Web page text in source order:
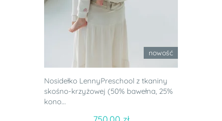
nowość
Nosidełko LennyPreschool z tkaniny
skośno-krzyżowej (50% bawełna, 25%
kono...